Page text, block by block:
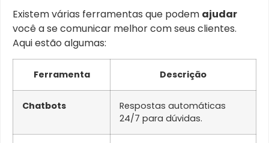
Existem várias ferramentas que podem ajudar
você a se comunicar melhor com seus clientes.
Aqui estão algumas:
Ferramenta Descrição
Chatbots
Respostas automáticas
24/7 para dúvidas.